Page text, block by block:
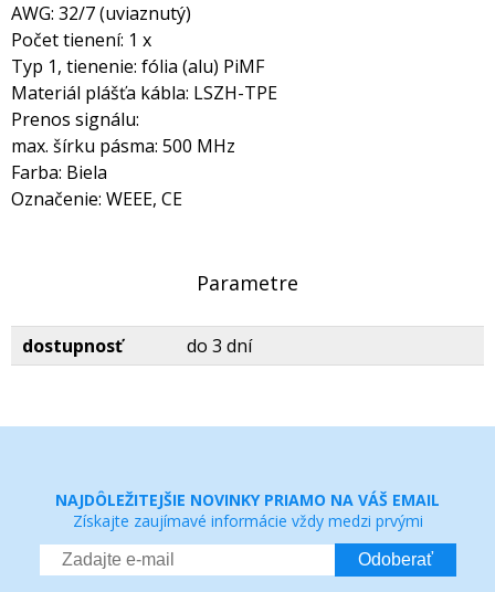
AWG: 32/7 (uviaznutý)
Počet tienení: 1 x
Typ 1, tienenie: fólia (alu) PiMF
Materiál plášťa kábla: LSZH-TPE
Prenos signálu:
max. šírku pásma: 500 MHz
Farba: Biela
Označenie: WEEE, CE
Parametre
dostupnosť do 3 dní
NAJDÔLEŽITEJŠIE NOVINKY PRIAMO NA VÁŠ EMAIL
Získajte zaujímavé informácie vždy medzi prvými
Odoberať